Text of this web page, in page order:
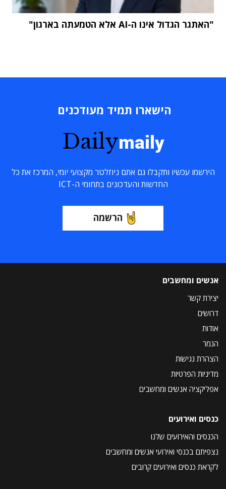
"האתגר הגדול אינו ה-AI אלא הטמעתה בארגון"
הישארו תמיד מעודכנים
Dailymaily
הירשמו עכשיו ותקבלו גם אתם ניוזלטר מקצועי יומי, המרכז את כל
החדשות והעדכונים בתחומי ה-ICT
הרשמה
אנשים ומחשבים
יצירת קשר
דרושים
אודות
הנמר
הצהרת נגישות
מדיניות הפרטיות
אפליקציה אנשים ומחשבים
כנסים ואירועים
הכנסים והאירועים שלנו
נצפיתם בכנסי ואירועי אנשים ומחשבים
לקראת כנסים ואירועים קרובים